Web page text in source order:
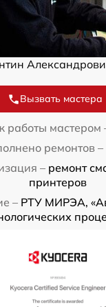
Вызвать мастера
работы мастером
ремонтов –
– ремонт
принтеров
– РТУ МИРЭА,